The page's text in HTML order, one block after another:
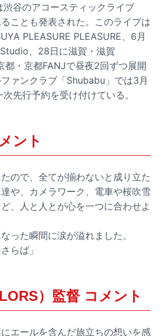
谷のアコースティックライブ
ることも発表された。このライブは
PLEASURE PLEASURE、6月
、28日に滋賀・滋賀
・京都FANJで昼夜2回ずつ展開
ァンクラブ「Shubabu」では3月
先行予約を受け付けている。
ント
ので、全てが揃わないと成り立た
や、カメラワーク、電車や桜吹雪
、人と人とが心を一つに合わせよ
った瞬間に涙が溢れました。
らば」
）監督 コメント
にエールを含んだ旅立ちの想いを感